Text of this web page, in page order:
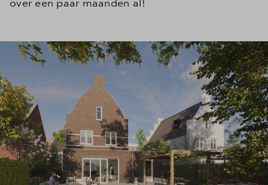
over een paar maanden al!